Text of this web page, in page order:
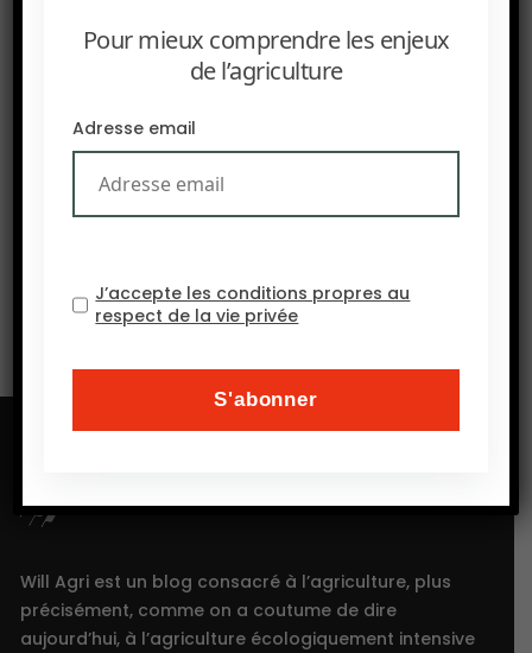
PRÉCEDENT
FARM : L’Afrique à la conquête des marchés mondiaux
Les producteurs américains de soja sont au bord du
Will Agri est un blog consacré à l’agriculture, plus
précisément, comme on a coutume de dire
aujourd’hui, à l’agriculture écologiquement intensive
Pour mieux comprendre les enjeux
de l’agriculture
Adresse email
J’accepte les conditions propres au
respect de la vie privée